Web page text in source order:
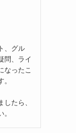
、グル
問、ライ
なったこ
たら、